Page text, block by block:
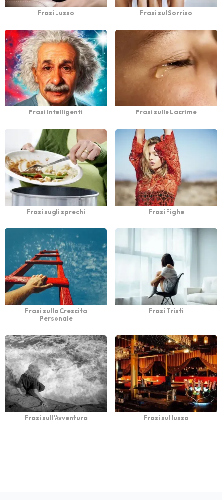
Frasi Lusso Frasi sul Sorriso
Frasi Intelligenti Frasi sulle Lacrime
Frasi sugli sprechi Frasi Fighe
Frasi sulla Crescita
Personale
Frasi Tristi
Frasi sull'Avventura Frasi sul lusso